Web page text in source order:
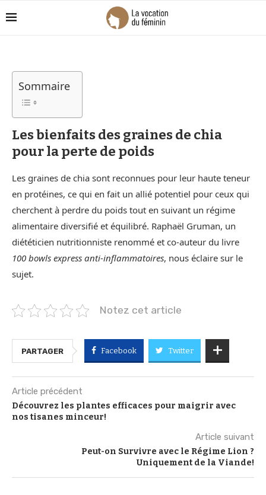
Sommaire
Les bienfaits des graines de chia
pour la perte de poids
Les graines de chia sont reconnues pour leur haute teneur
en protéines, ce qui en fait un allié potentiel pour ceux qui
cherchent à perdre du poids tout en suivant un régime
alimentaire diversifié et équilibré. Raphaël Gruman, un
diététicien nutritionniste renommé et co-auteur du livre
100 bowls express anti-inflammatoires, nous éclaire sur le
sujet.
Notez cet article
PARTAGER Facebook Twitter
Article précédent
Découvrez les plantes efficaces pour maigrir avec
nos tisanes minceur!
Article suivant
Peut-on Survivre avec le Régime Lion ?
Uniquement de la Viande!